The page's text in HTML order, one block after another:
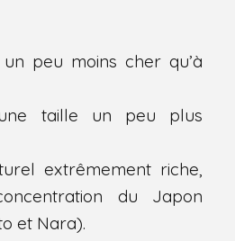
peu moins cher qu’à
taille un peu plus
extrêmement riche,
du Japon
et Nara).